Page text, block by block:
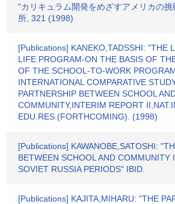
"カリキュラム開発をめざすアメリカの
所, 321 (1998)
[Publications] KANEKO,TADSSHI: "THE
LIFE PROGRAM-ON THE BASIS OF
OF THE SCHOOL-TO-WORK
INTERNATIONAL COMPARATIVE
PARTNERSHIP BETWEEN SCHOOL
COMMUNITY,INTERIM REPORT
EDU.RES.(FORTHCOMING). (1998)
[Publications] KAWANOBE,SATOSHI:
BETWEEN SCHOOL AND COMMUNITY
SOVIET RUSSIA PERIODS" IBID.
[Publications] KAJITA,MIHARU: "THE